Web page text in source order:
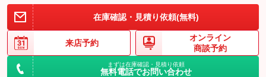
在庫確認・見積り依頼(無料)
来店予約
オンライン
商談予約
まずは在庫確認・見積り依頼
無料電話でお問い合わせ